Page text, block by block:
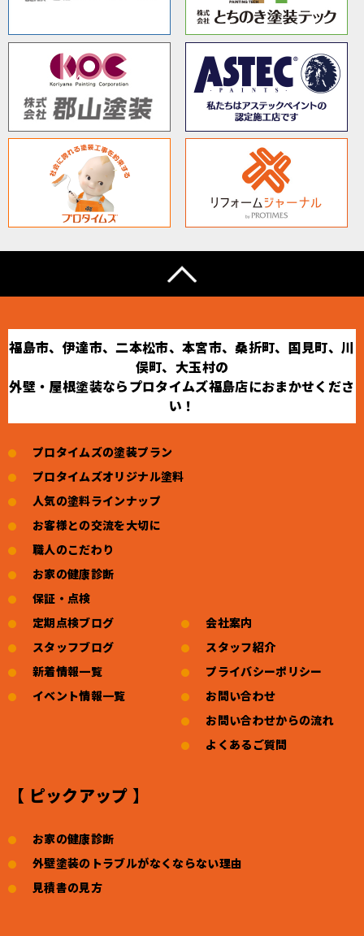
福島市、伊達市、二本松市、本宮市、桑折町、国見町、川
俣町、大玉村の
外壁・屋根塗装ならプロタイムズ福島店におまかせくださ
い！
プロタイムズの塗装プラン
プロタイムズオリジナル塗料
人気の塗料ラインナップ
お客様との交流を大切に
職人のこだわり
お家の健康診断
保証・点検
定期点検ブログ
スタッフブログ
新着情報一覧
イベント情報一覧
会社案内
スタッフ紹介
プライバシーポリシー
お問い合わせ
お問い合わせからの流れ
よくあるご質問
【 ピックアップ 】
お家の健康診断
外壁塗装のトラブルがなくならない理由
見積書の見方